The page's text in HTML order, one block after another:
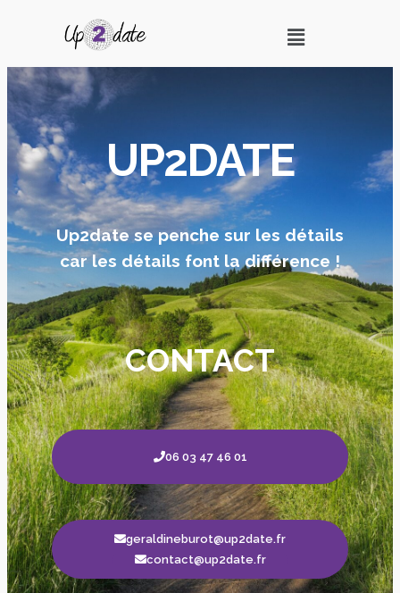
UP2DATE
Up2date se penche sur les détails
car les détails font la différence !
CONTACT
06 03 47 46 01
geraldineburot@up2date.fr
contact@up2date.fr